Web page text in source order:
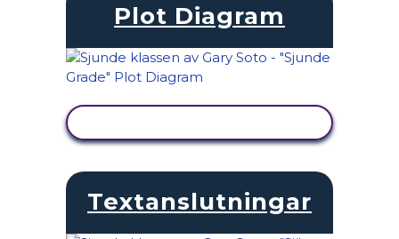
Plot Diagram
Textanslutningar